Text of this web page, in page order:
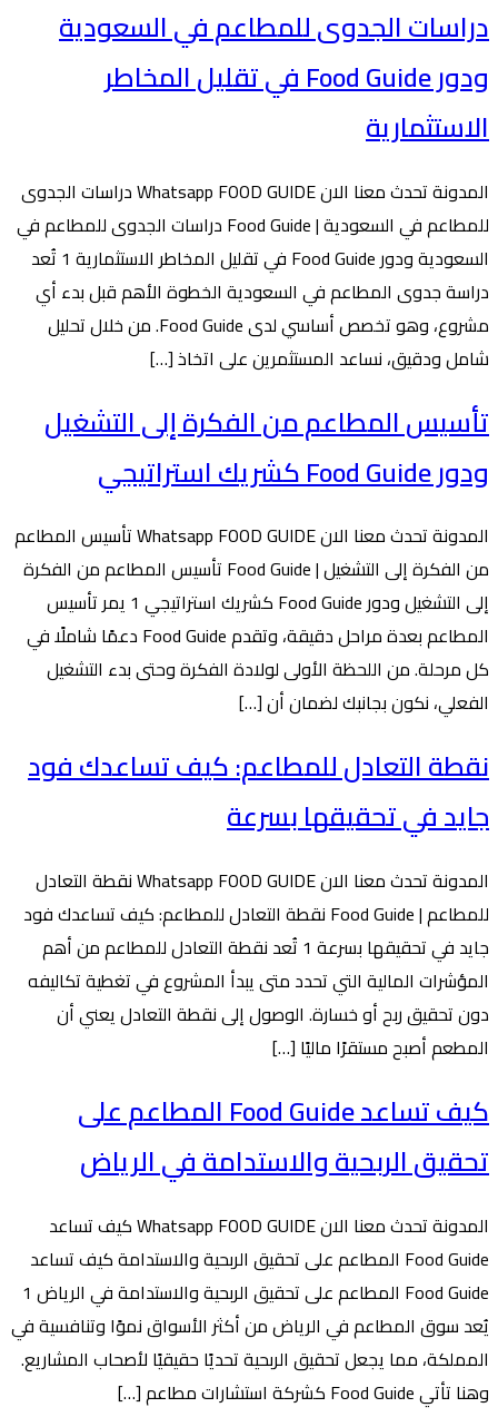
دراسات الجدوى للمطاعم في السعودية
ودور Food Guide في تقليل المخاطر
الاستثمارية
المدونة تحدث معنا الان Whatsapp FOOD GUIDE دراسات الجدوى
للمطاعم في السعودية | Food Guide دراسات الجدوى للمطاعم في
السعودية ودور Food Guide في تقليل المخاطر الاستثمارية 1 تُعد
دراسة جدوى المطاعم في السعودية الخطوة الأهم قبل بدء أي
مشروع، وهو تخصص أساسي لدى Food Guide. من خلال تحليل
شامل ودقيق، نساعد المستثمرين على اتخاذ […]
تأسيس المطاعم من الفكرة إلى التشغيل
ودور Food Guide كشريك استراتيجي
المدونة تحدث معنا الان Whatsapp FOOD GUIDE تأسيس المطاعم
من الفكرة إلى التشغيل | Food Guide تأسيس المطاعم من الفكرة
إلى التشغيل ودور Food Guide كشريك استراتيجي 1 يمر تأسيس
المطاعم بعدة مراحل دقيقة، وتقدم Food Guide دعمًا شاملًا في
كل مرحلة. من اللحظة الأولى لولادة الفكرة وحتى بدء التشغيل
الفعلي، نكون بجانبك لضمان أن […]
نقطة التعادل للمطاعم: كيف تساعدك فود
جايد في تحقيقها بسرعة
المدونة تحدث معنا الان Whatsapp FOOD GUIDE نقطة التعادل
للمطاعم | Food Guide نقطة التعادل للمطاعم: كيف تساعدك فود
جايد في تحقيقها بسرعة 1 تُعد نقطة التعادل للمطاعم من أهم
المؤشرات المالية التي تحدد متى يبدأ المشروع في تغطية تكاليفه
دون تحقيق ربح أو خسارة. الوصول إلى نقطة التعادل يعني أن
المطعم أصبح مستقرًا ماليًا […]
كيف تساعد Food Guide المطاعم على
تحقيق الربحية والاستدامة في الرياض
المدونة تحدث معنا الان Whatsapp FOOD GUIDE كيف تساعد
Food Guide المطاعم على تحقيق الربحية والاستدامة كيف تساعد
Food Guide المطاعم على تحقيق الربحية والاستدامة في الرياض 1
يُعد سوق المطاعم في الرياض من أكثر الأسواق نموًا وتنافسية في
المملكة، مما يجعل تحقيق الربحية تحديًا حقيقيًا لأصحاب المشاريع.
وهنا تأتي Food Guide كشركة استشارات مطاعم […]